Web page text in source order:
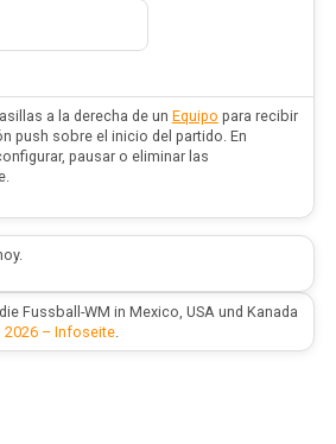
a la derecha de un Equipo para recibir
push sobre el inicio del partido. En
pausar o eliminar las
Fussball-WM in Mexico, USA und Kanada
2026 – Infoseite.